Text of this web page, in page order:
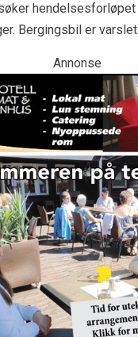
Bergingsbil er
Annonse